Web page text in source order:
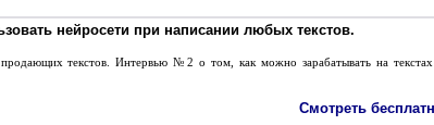
нейросети при написании любых текстов.
текстов. Интервью №2 о том, как можно зарабатывать на
Смотреть